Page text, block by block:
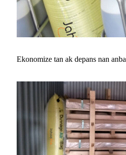
Ekonomize tan ak depans nan